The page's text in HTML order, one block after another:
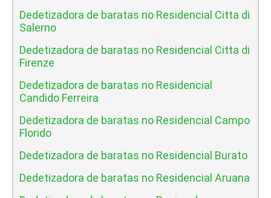
Dedetizadora de baratas no Residencial Citta di
Salerno
Dedetizadora de baratas no Residencial Citta di
Firenze
Dedetizadora de baratas no Residencial
Candido Ferreira
Dedetizadora de baratas no Residencial Campo
Florido
Dedetizadora de baratas no Residencial Burato
Dedetizadora de baratas no Residencial Aruana